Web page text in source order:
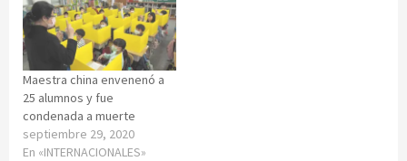
Maestra china envenenó a
25 alumnos y fue
condenada a muerte
septiembre 29, 2020
En «INTERNACIONALES»